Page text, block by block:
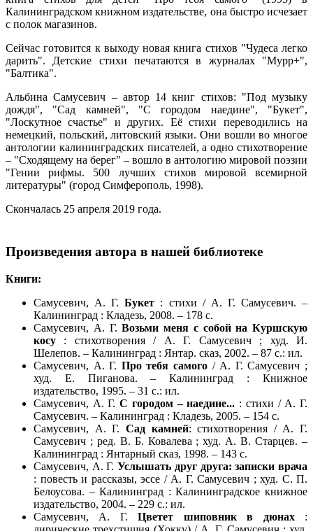
Калининградском книжном издательстве, она быстро исчезает
с полок магазинов.
Сейчас готовится к выходу новая книга стихов "Чудеса легко
дарить". Детские стихи печатаются в журналах "Мурр+",
"Балтика".
Альбина Самусевич – автор 14 книг стихов: "Под музыку
дождя", "Сад камней", "С городом наедине", "Букет",
"Лоскутное счастье" и других. Её стихи переводились на
немецкий, польский, литовский языки. Они вошли во многое
антологии калининградских писателей, а одно стихотворение
– "Сходящему на берег" – вошло в антологию мировой поэзии
"Гении рифмы. 500 лучших стихов мировой всемирной
литературы" (город Симферополь, 1998).
Скончалась 25 апреля 2019 года.
Произведения автора в нашей библиотеке
Книги:
Самусевич, А. Г.Букет : стихи / А. Г. Самусевич. –
Калининград : Кладезь, 2008. – 178 с.
Самусевич, А. Г.Возьми меня с собой на Куршскую
косу : стихотворения / А. Г. Самусевич ; худ. И.
Шелепов. – Калининград : Янтар. сказ, 2002. – 87 с.: ил.
Самусевич, А. Г. Про тебя самого / А. Г. Самусевич ;
худ. Е. Пиганова. – Калининград : Книжное
издательство, 1995. – 31 с.: ил.
Самусевич, А. Г.С городом – наедине... : стихи / А. Г.
Самусевич. – Калининград : Кладезь, 2005. – 154 с.
Самусевич, А. Г. Сад камней: стихотворения / А. Г.
Самусевич ; ред. В. Б. Ковалева ; худ. А. В. Старцев. –
Калининград : Янтарный сказ, 1998. – 143 с.
Самусевич, А. Г.Услышать друг друга: записки врача
: повесть и рассказы, эссе / А. Г. Самусевич ; худ. С. П.
Белоусова. – Калининград : Калининградское книжное
издательство, 2004. – 229 с.: ил.
Самусевич, А. Г.Цветет шиповник в дюнах: